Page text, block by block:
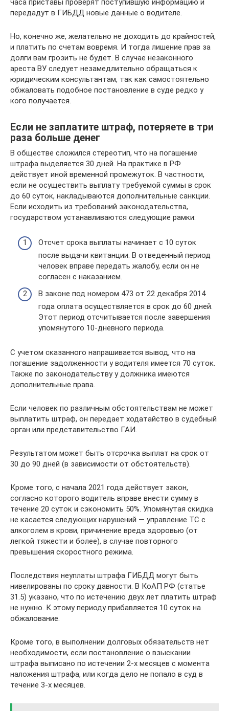
часа приставы проверят поступившую информацию и
передадут в ГИБДД новые данные о водителе.
Но, конечно же, желательно не доходить до крайностей,
и платить по счетам вовремя. И тогда лишение прав за
долги вам грозить не будет. В случае незаконного
ареста ВУ следует незамедлительно обращаться к
юридическим консультантам, так как самостоятельно
обжаловать подобное постановление в суде редко у
кого получается.
Если не заплатите штраф, потеряете в три
раза больше денег
В обществе сложился стереотип, что на погашение
штрафа выделяется 30 дней. На практике в РФ
действует иной временной промежуток. В частности,
если не осуществить выплату требуемой суммы в срок
до 60 суток, накладываются дополнительные санкции.
Если исходить из требований законодательства,
государством устанавливаются следующие рамки:
Отсчет срока выплаты начинает с 10 суток
после выдачи квитанции. В отведенный период
человек вправе передать жалобу, если он не
согласен с наказанием.
В законе под номером 473 от 22 декабря 2014
года оплата осуществляется в срок до 60 дней.
Этот период отсчитывается после завершения
упомянутого 10-дневного периода.
С учетом сказанного напрашивается вывод, что на
погашение задолженности у водителя имеется 70 суток.
Также по законодательству у должника имеются
дополнительные права.
Если человек по различным обстоятельствам не может
выплатить штраф, он передает ходатайство в судебный
орган или представительство ГАИ.
Результатом может быть отсрочка выплат на срок от
30 до 90 дней (в зависимости от обстоятельств).
Кроме того, с начала 2021 года действует закон,
согласно которого водитель вправе внести сумму в
течение 20 суток и сэкономить 50%. Упомянутая скидка
не касается следующих нарушений — управление ТС с
алкоголем в крови, причинение вреда здоровью (от
легкой тяжести и более), в случае повторного
превышения скоростного режима.
Последствия неуплаты штрафа ГИБДД могут быть
нивелированы по сроку давности. В КоАП РФ (статье
31.5) указано, что по истечению двух лет платить штраф
не нужно. К этому периоду прибавляется 10 суток на
обжалование.
Кроме того, в выполнении долговых обязательств нет
необходимости, если постановление о взыскании
штрафа выписано по истечении 2-х месяцев с момента
наложения штрафа, или когда дело не попало в суд в
течение 3-х месяцев.